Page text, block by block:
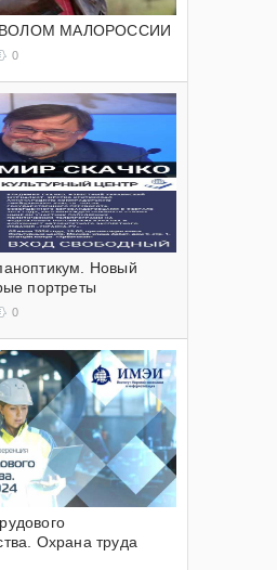
МАЛОРОССИИ
0
Новый
портреты
0
Охрана труда